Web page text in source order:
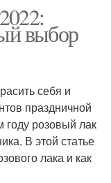
выбор
себя и
праздничной
году розовый лак
В этой статье
лака и как